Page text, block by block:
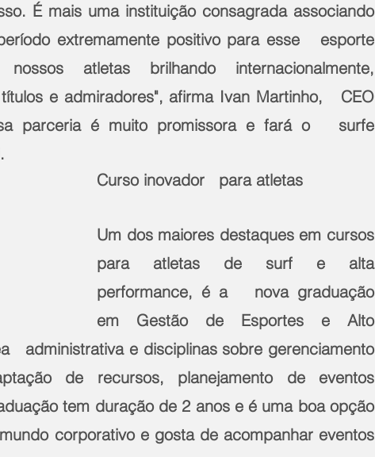
É mais uma instituição consagrada associando
extremamente positivo para esse   esporte
atletas brilhando internacionalmente,
e admiradores", afirma Ivan Martinho,   CEO
parceria é muito promissora e fará o   surfe
Curso inovador   para atletas
Um dos maiores destaques em cursos
para atletas de surf e alta
performance, é a   nova graduação
em Gestão de Esportes e Alto
administrativa e disciplinas sobre gerenciamento
de recursos, planejamento de eventos
tem duração de 2 anos e é uma boa opção
corporativo e gosta de acompanhar eventos